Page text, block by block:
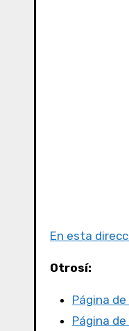
En esta
Otrosí:
Página
Página de